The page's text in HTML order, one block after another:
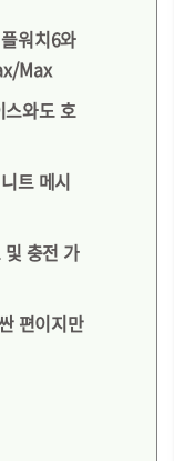
워치6와
Max
와도 호
트 메시
충전 가
편이지만